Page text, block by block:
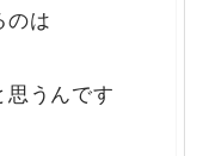
のは
うんです